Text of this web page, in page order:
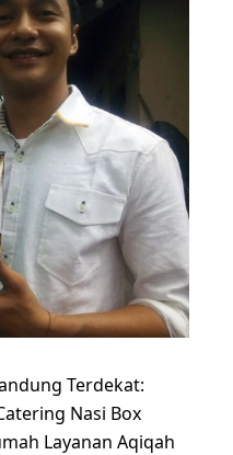
Terdekat:
Nasi Box
Layanan Aqiqah